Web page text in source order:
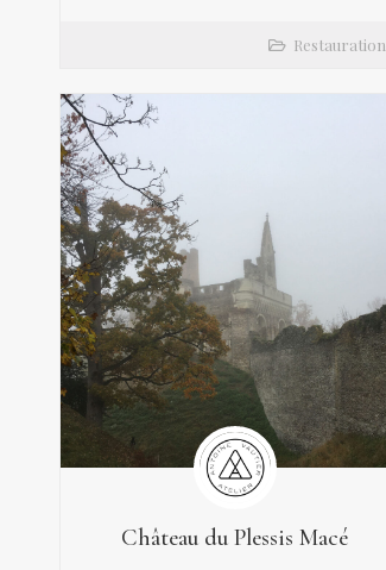
Restauration
Château du Plessis Macé